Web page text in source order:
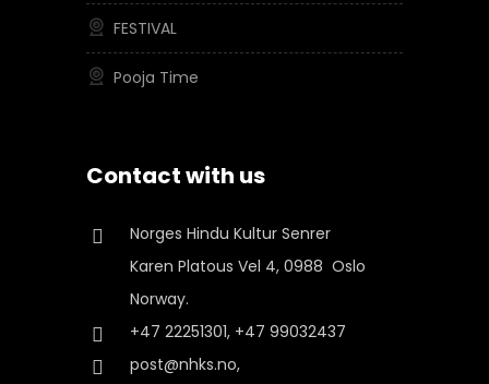
FESTIVAL
Pooja Time
Contact with us
Norges Hindu Kultur Senrer
Karen Platous Vel 4, 0988 Oslo
Norway.
+47 22251301, +47 99032437
post@nhks.no,